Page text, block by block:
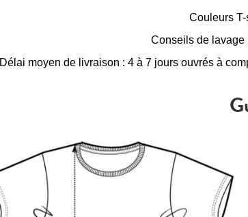
Couleurs
Conseils de lavage
Délai moyen de livraison : 4 à 7 jours ouvrés à